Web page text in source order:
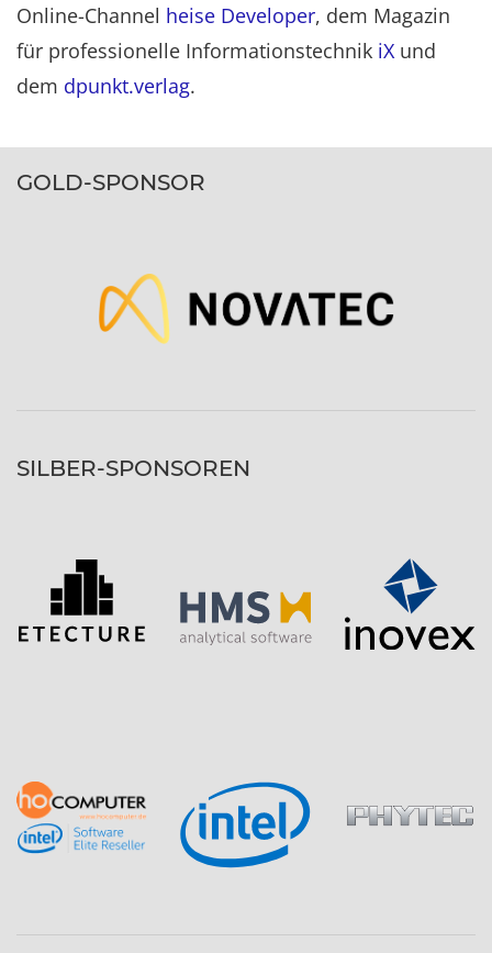
Online-Channel heise Developer, dem Magazin
für professionelle Informationstechnik iX und
dem dpunkt.verlag.
GOLD-SPONSOR
SILBER-SPONSOREN